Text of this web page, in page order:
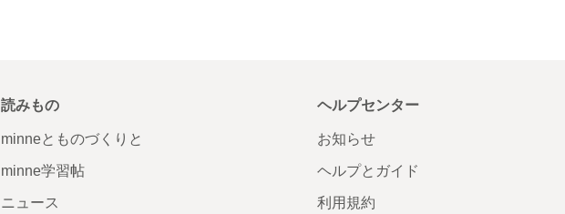
読みもの
minneとものづくりと
minne学習帖
ニュース
ヘルプセンター
お知らせ
ヘルプとガイド
利用規約